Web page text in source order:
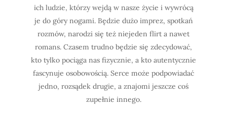
ich ludzie, którzy wejdą w nasze życie i wywrócą
je do góry nogami. Będzie dużo imprez, spotkań
rozmów, narodzi się też niejeden flirt a nawet
romans. Czasem trudno będzie się zdecydować,
kto tylko pociąga nas fizycznie, a kto autentycznie
fascynuje osobowością. Serce może podpowiadać
jedno, rozsądek drugie, a znajomi jeszcze coś
zupełnie innego.